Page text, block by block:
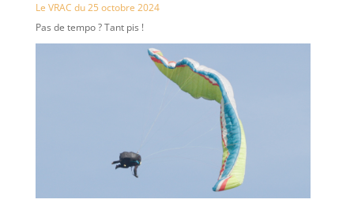
Le VRAC du 25 octobre 2024
Pas de tempo ? Tant pis !